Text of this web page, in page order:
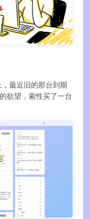
最近旧的那台到期
欲望，索性买了一台